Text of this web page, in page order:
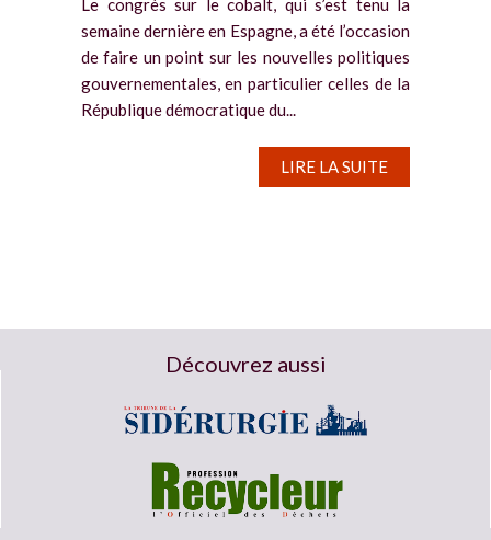
Le congrès sur le cobalt, qui s’est tenu la
semaine dernière en Espagne, a été l’occasion
de faire un point sur les nouvelles politiques
gouvernementales, en particulier celles de la
République démocratique du...
LIRE LA SUITE
Découvrez aussi